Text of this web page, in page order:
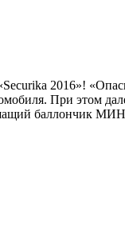
2016»!
При этом